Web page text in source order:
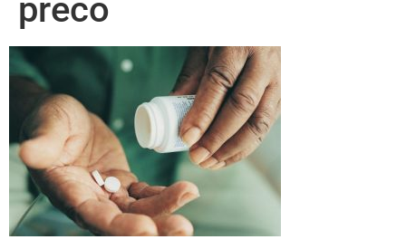
preco